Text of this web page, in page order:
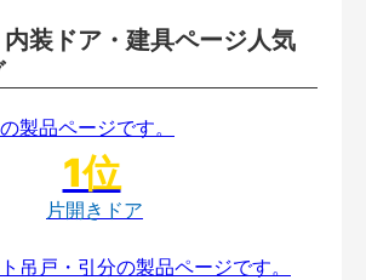
装ドア・建具ページ人気
片開きドア